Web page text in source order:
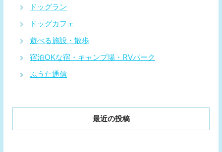
ドッグラン
ドッグカフェ
遊べる施設・散歩
宿泊OKな宿・キャンプ場・RVパーク
ふうた通信
最近の投稿